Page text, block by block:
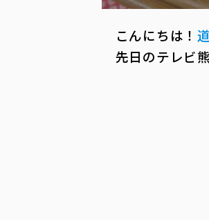
こんにちは！
先日のテレビ